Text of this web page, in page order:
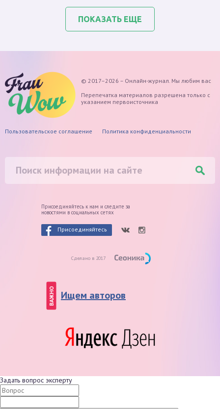
ПОКАЗАТЬ ЕЩЕ
© 2017–2026 – Онлайн-журнал. Мы любим вас
Перепечатка материалов разрешена только с
указанием первоисточника
Пользовательское соглашение Политика конфиденциальности
Присоединяйтесь к нам и следите за
новостями в социальных сетях
Присоединяйтесь
Сделано в 2017
ВАЖНО Ищем авторов
Задать вопрос эксперту